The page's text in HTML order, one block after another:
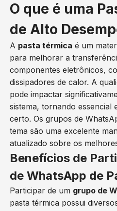
O que é uma
de Alto
A pasta térmica é um
para melhorar a
componentes eletrônicos,
dissipadores de calor. A
pode impactar
sistema, tornando essencial
certo. Os grupos de
tema são uma excelente
atualizado sobre os
Benefícios de
de WhatsApp de
Participar de um grupo de
pasta térmica possui